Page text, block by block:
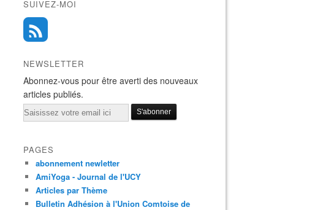
SUIVEZ-MOI
NEWSLETTER
Abonnez-vous pour être averti des nouveaux
articles publiés.
Email
PAGES
abonnement newletter
AmiYoga - Journal de l'UCY
Articles par Thème
Bulletin Adhésion à l'Union Comtoise de